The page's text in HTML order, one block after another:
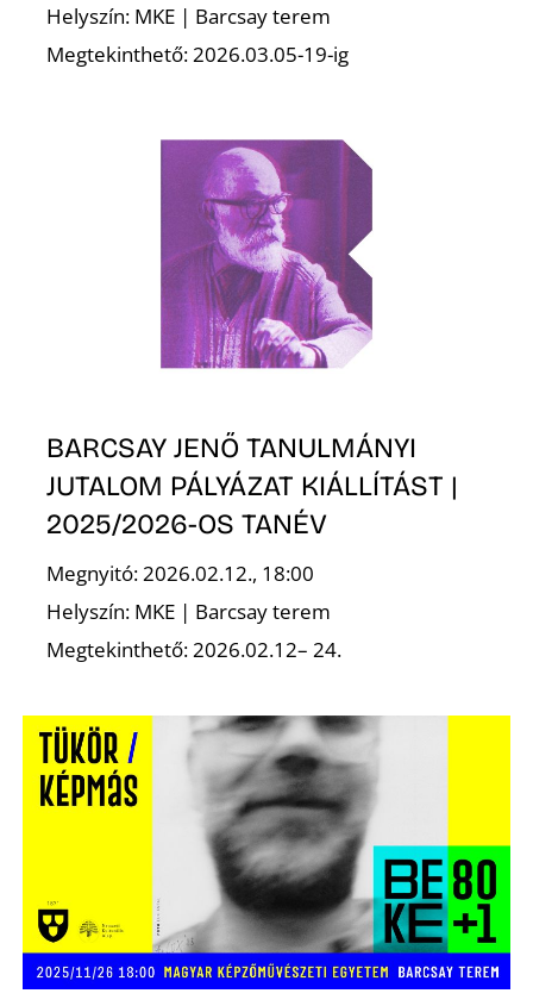
Helyszín: MKE | Barcsay terem
Megtekinthető: 2026.03.05-19-ig
BARCSAY JENŐ TANULMÁNYI
JUTALOM PÁLYÁZAT KIÁLLÍTÁST |
2025/2026-OS TANÉV
Megnyitó: 2026.02.12., 18:00
Helyszín: MKE | Barcsay terem
Megtekinthető: 2026.02.12– 24.